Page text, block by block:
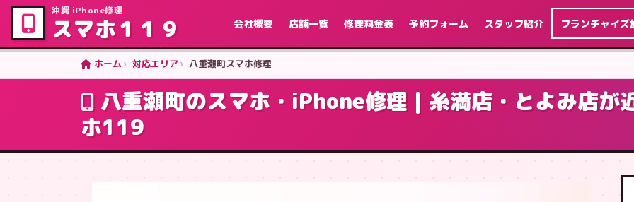
沖縄 iPhone修理
スマホ１１９ 会社概要 店舗一覧 修理料金表 予約フォーム スタッフ紹介 フランチャイズ
ホーム 対応エリア 八重瀬町スマホ修理
八重瀬町のスマホ・iPhone修理｜糸満店・とよみ店が
ホ119